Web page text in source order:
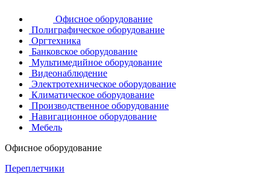
Офисное оборудование
Полиграфическое оборудование
Оргтехника
Банковское оборудование
Мультимедийное оборудование
Видеонаблюдение
Электротехническое оборудование
Климатическое оборудование
Производственное оборудование
Навигационное оборудование
Мебель
Офисное оборудование
Переплетчики